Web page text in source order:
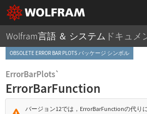
Wolfram言語 ＆ システム ドキュメ
OBSOLETE ERROR BAR PLOTS パッケージ シンボル
ErrorBarPlots`
ErrorBarFunction
バージョン12では， ErrorBarFunctionの代り